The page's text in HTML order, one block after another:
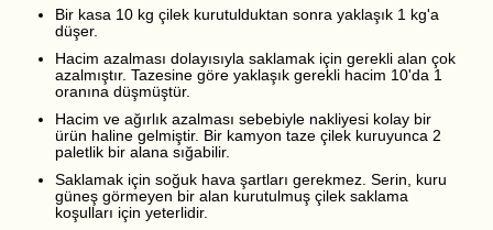
Bir kasa 10 kg çilek kurutulduktan sonra yaklaşık 1 kg'a
düşer.
Hacim azalması dolayısıyla saklamak için gerekli alan çok
azalmıştır. Tazesine göre yaklaşık gerekli hacim 10'da 1
oranına düşmüştür.
Hacim ve ağırlık azalması sebebiyle nakliyesi kolay bir
ürün haline gelmiştir. Bir kamyon taze çilek kuruyunca 2
paletlik bir alana sığabilir.
Saklamak için soğuk hava şartları gerekmez. Serin, kuru
güneş görmeyen bir alan kurutulmuş çilek saklama
koşulları için yeterlidir.